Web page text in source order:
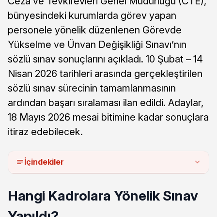
bünyesindeki kurumlarda görev yapan
personele yönelik düzenlenen Görevde
Yükselme ve Ünvan Değişikliği Sınavı’nın
sözlü sınav sonuçlarını açıkladı. 10 Şubat – 14
Nisan 2026 tarihleri arasında gerçekleştirilen
sözlü sınav sürecinin tamamlanmasının
ardından başarı sıralaması ilan edildi. Adaylar,
18 Mayıs 2026 mesai bitimine kadar sonuçlara
itiraz edebilecek.
İçindekiler
Hangi Kadrolara Yönelik Sınav